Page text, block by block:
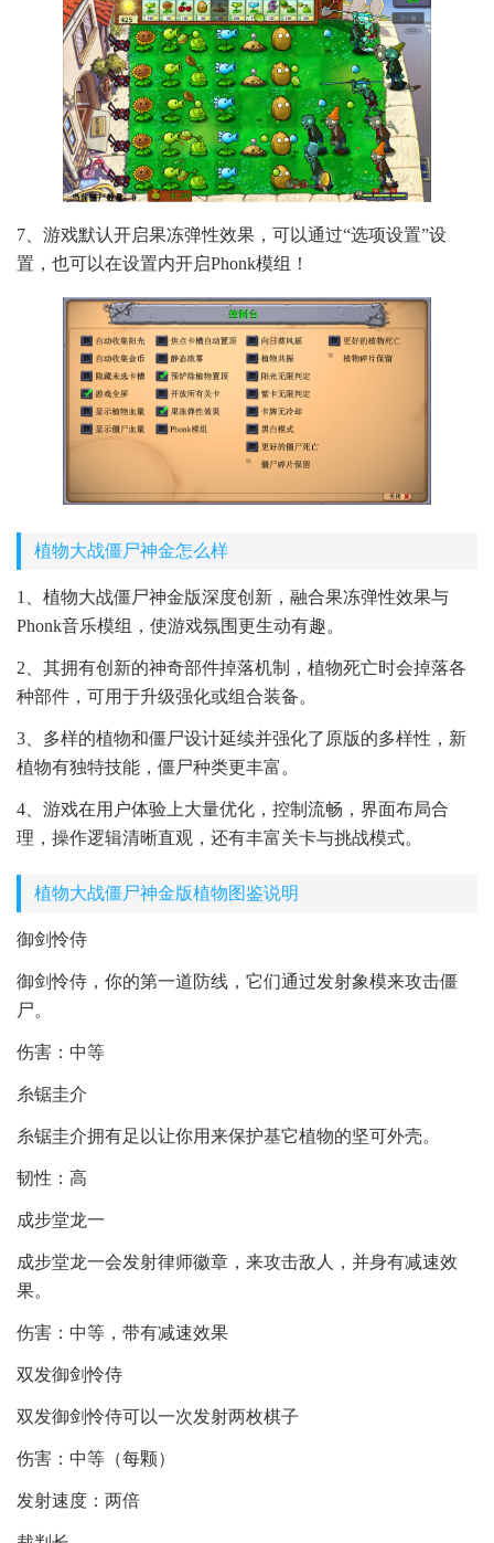
7、游戏默认开启果冻弹性效果，可以通过“选项设置”设
置，也可以在设置内开启Phonk模组！
植物大战僵尸神金怎么样
1、植物大战僵尸神金版深度创新，融合果冻弹性效果与
Phonk音乐模组，使游戏氛围更生动有趣。
2、其拥有创新的神奇部件掉落机制，植物死亡时会掉落各
种部件，可用于升级强化或组合装备。
3、多样的植物和僵尸设计延续并强化了原版的多样性，新
植物有独特技能，僵尸种类更丰富。
4、游戏在用户体验上大量优化，控制流畅，界面布局合
理，操作逻辑清晰直观，还有丰富关卡与挑战模式。
植物大战僵尸神金版植物图鉴说明
御剑怜侍
御剑怜侍，你的第一道防线，它们通过发射象模来攻击僵
尸。
伤害：中等
糸锯圭介
糸锯圭介拥有足以让你用来保护基它植物的坚可外壳。
韧性：高
成步堂龙一
成步堂龙一会发射律师徽章，来攻击敌人，并身有减速效
果。
伤害：中等，带有减速效果
双发御剑怜侍
双发御剑怜侍可以一次发射两枚棋子
伤害：中等（每颗）
发射速度：两倍